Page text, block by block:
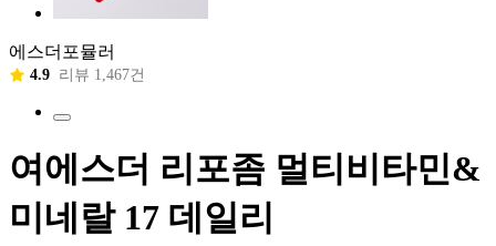
에스더포뮬러
4.9 리뷰 1,467건
여에스더 리포좀 멀티비타민&
미네랄 17 데일리